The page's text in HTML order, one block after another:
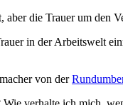
die Trauer um den
in der Arbeitswelt
von der